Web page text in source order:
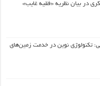
در بیان نظریه «فقیه غایب»
تکنولوژی نوین در خدمت زمین‌های